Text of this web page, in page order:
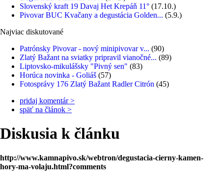
Slovenský kraft 19 Davaj Het Krepáň 11° (17.10.)
Pivovar BUC Kvačany a degustácia Golden... (5.9.)
Najviac diskutované
Patrónsky Pivovar - nový minipivovar v... (90)
Zlatý Bažant na sviatky pripravil vianočné... (89)
Liptovsko-mikulášsky "Pivný sen" (83)
Horúca novinka - Goliáš (57)
Fotosprávy 176 Zlatý Bažant Radler Citrón (45)
pridaj komentár >
späť na článok >
Diskusia k článku
http://www.kamnapivo.sk/webtron/degustacia-cierny-kamen-
hory-ma-volaju.html?comments